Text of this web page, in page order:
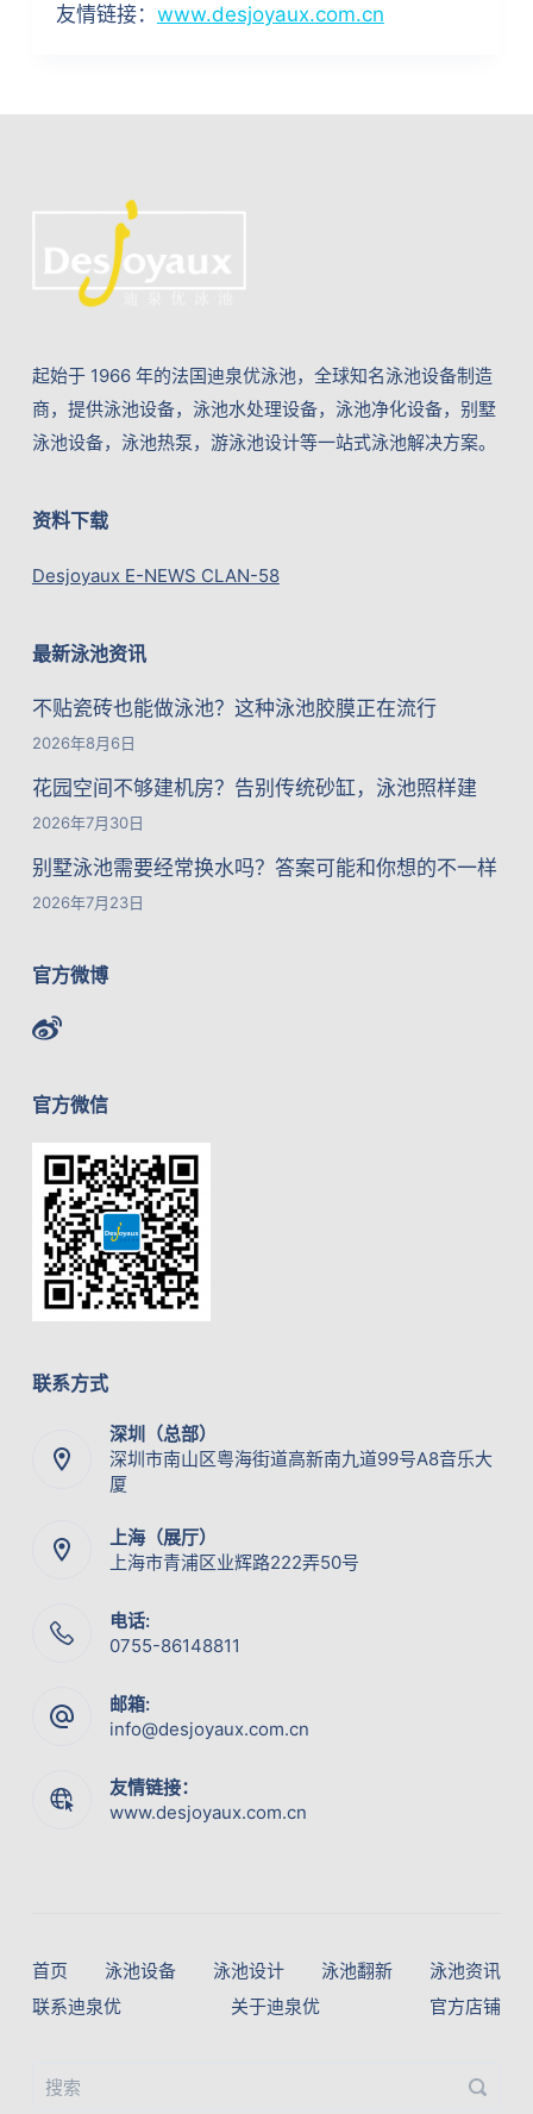
友情链接： www.desjoyaux.com.cn
起始于 1966 年的法国迪泉优泳池，全球知名泳池设备制造
商，提供泳池设备，泳池水处理设备，泳池净化设备，别墅
泳池设备，泳池热泵，游泳池设计等一站式泳池解决方案。
资料下载
Desjoyaux E-NEWS CLAN-58
最新泳池资讯
不贴瓷砖也能做泳池？这种泳池胶膜正在流行
2026年8月6日
花园空间不够建机房？告别传统砂缸，泳池照样建
2026年7月30日
别墅泳池需要经常换水吗？答案可能和你想的不一样
2026年7月23日
官方微博
官方微信
联系方式
深圳（总部）
深圳市南山区粤海街道高新南九道99号A8音乐大
厦
上海（展厅）
上海市青浦区业辉路222弄50号
电话:
0755-86148811
邮箱:
info@desjoyaux.com.cn
友情链接：
www.desjoyaux.com.cn
首页 泳池设备 泳池设计 泳池翻新
泳池资讯
联系迪泉优
关于迪泉优 官方店铺